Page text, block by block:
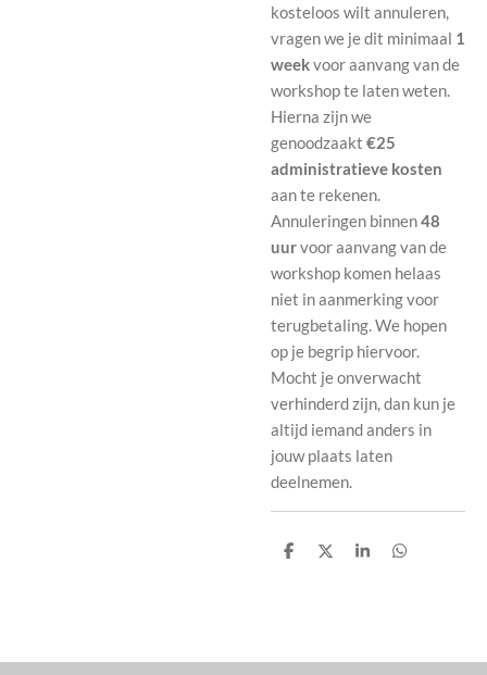
kosteloos wilt annuleren,
vragen we je dit minimaal 1
weekvoor aanvang van de
workshop te laten weten.
Hierna zijn we
genoodzaakt €25
administratieve kosten
aan te rekenen.
Annuleringen binnen48
uurvoor aanvang van de
workshop komen helaas
niet in aanmerking voor
terugbetaling. We hopen
op je begrip hiervoor.
Mocht je onverwacht
verhinderd zijn, dan kun je
altijd iemand anders in
jouw plaats laten
deelnemen.
D
D
S
D